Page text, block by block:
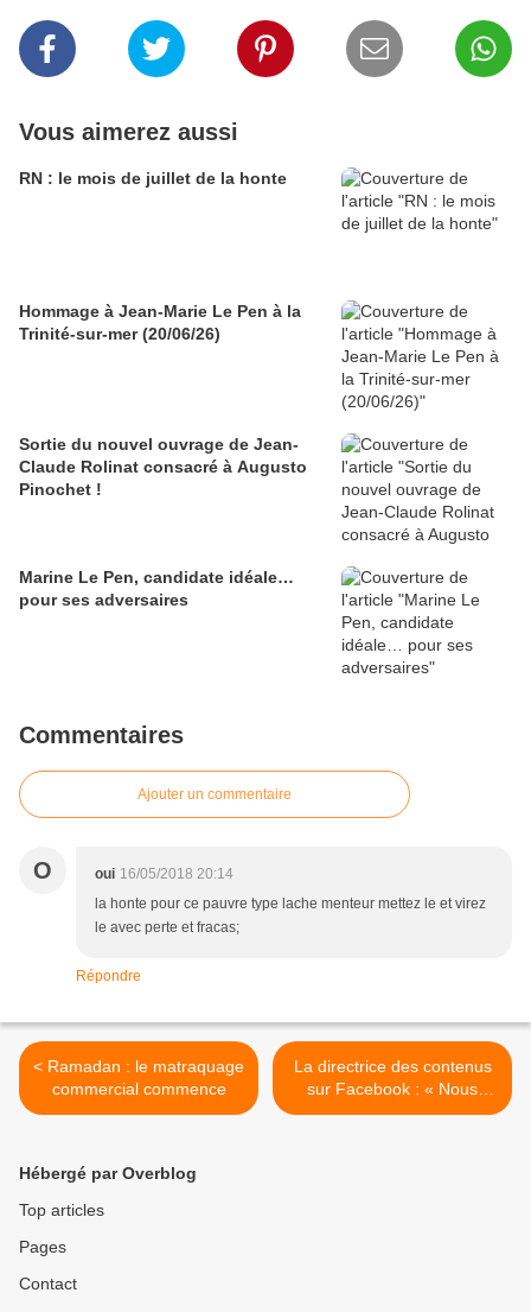
Vous aimerez aussi
RN : le mois de juillet de la honte
Hommage à Jean-Marie Le Pen à la
Trinité-sur-mer (20/06/26)
Sortie du nouvel ouvrage de Jean-
Claude Rolinat consacré à Augusto
Pinochet !
Marine Le Pen, candidate idéale…
pour ses adversaires
Commentaires
Ajouter un commentaire
O oui 16/05/2018 20:14
la honte pour ce pauvre type lache menteur mettez le et virez
le avec perte et fracas;
Répondre
< Ramadan : le matraquage
commercial commence
La directrice des contenus
sur Facebook : « Nous
n’autorisons pas les
Hébergé par Overblog
Top articles
Pages
Contact